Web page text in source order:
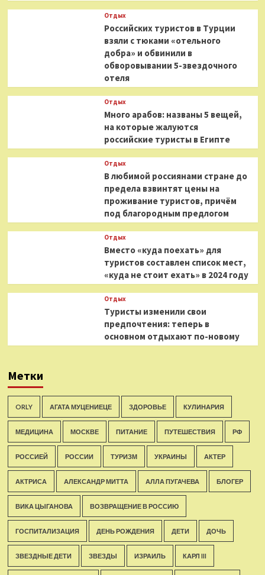
Отдых
Российских туристов в Турции
взяли с тюками «отельного
добра» и обвинили в
обворовывании 5-звездочного
отеля
Отдых
Много арабов: названы 5 вещей,
на которые жалуются
российские туристы в Египте
Отдых
В любимой россиянами стране до
предела взвинтят цены на
проживание туристов, причём
под благородным предлогом
Отдых
Вместо «куда поехать» для
туристов составлен список мест,
«куда не стоит ехать» в 2024 году
Отдых
Туристы изменили свои
предпочтения: теперь в
основном отдыхают по-новому
Метки
ORLY АГАТА МУЦЕНИЕЦЕ ЗДОРОВЬЕ КУЛИНАРИЯ
МЕДИЦИНА МОСКВЕ ПИТАНИЕ ПУТЕШЕСТВИЯ РФ
РОССИЕЙ РОССИИ ТУРИЗМ УКРАИНЫ АКТЕР
АКТРИСА АЛЕКСАНДР МИТТА АЛЛА ПУГАЧЕВА БЛОГЕР
ВИКА ЦЫГАНОВА ВОЗВРАЩЕНИЕ В РОССИЮ
ГОСПИТАЛИЗАЦИЯ ДЕНЬ РОЖДЕНИЯ ДЕТИ ДОЧЬ
ЗВЕЗДНЫЕ ДЕТИ ЗВЕЗДЫ ИЗРАИЛЬ КАРЛ III